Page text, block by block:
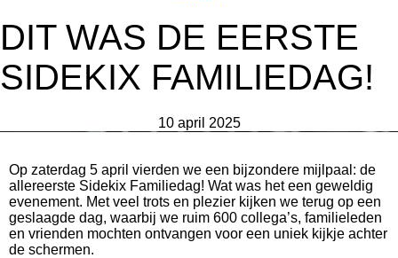
DIT WAS DE EERSTE
SIDEKIX FAMILIEDAG!
10 april 2025
Op zaterdag 5 april vierden we een bijzondere mijlpaal: de
allereerste Sidekix Familiedag! Wat was het een geweldig
evenement. Met veel trots en plezier kijken we terug op een
geslaagde dag, waarbij we ruim 600 collega’s, familieleden
en vrienden mochten ontvangen voor een uniek kijkje achter
de schermen.